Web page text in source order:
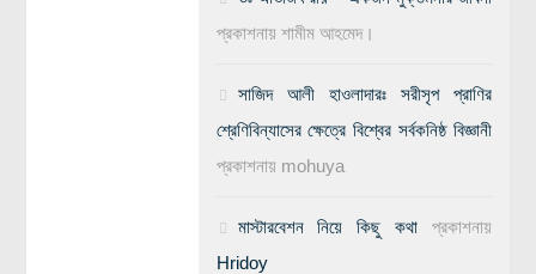
প্রকাশনায় শামীম আহমেদ।
সাজিদ আলী হাওলাদারঃ সরীসৃপ প্রাণির
শ্রেণিবিন্যাসের ক্ষেত্রে বিশ্বের সর্বকনিষ্ঠ বিজ্ঞানী
প্রকাশনায় mohuya
মাস্টারবেশন নিয়ে কিছু কথাপ্রকাশনায়
Hridoy